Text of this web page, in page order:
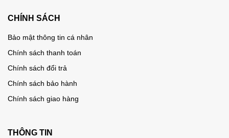
CHÍNH SÁCH
Bảo mật thông tin cá nhân
Chính sách thanh toán
Chính sách đổi trả
Chính sách bảo hành
Chính sách giao hàng
THÔNG TIN